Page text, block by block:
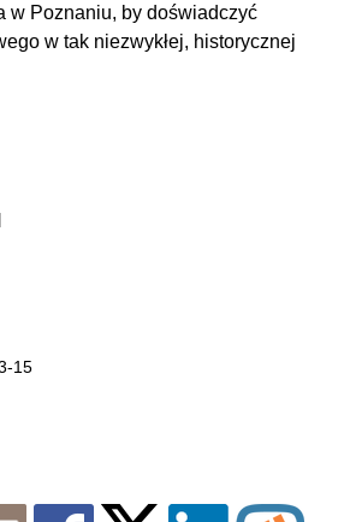
w Poznaniu, by doświadczyć
w tak niezwykłej, historycznej
15